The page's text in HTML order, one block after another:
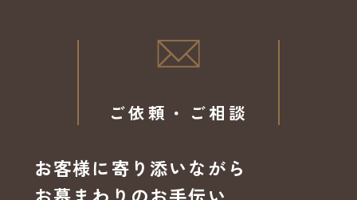
ご依頼・ご相談
お客様に寄り添いながら